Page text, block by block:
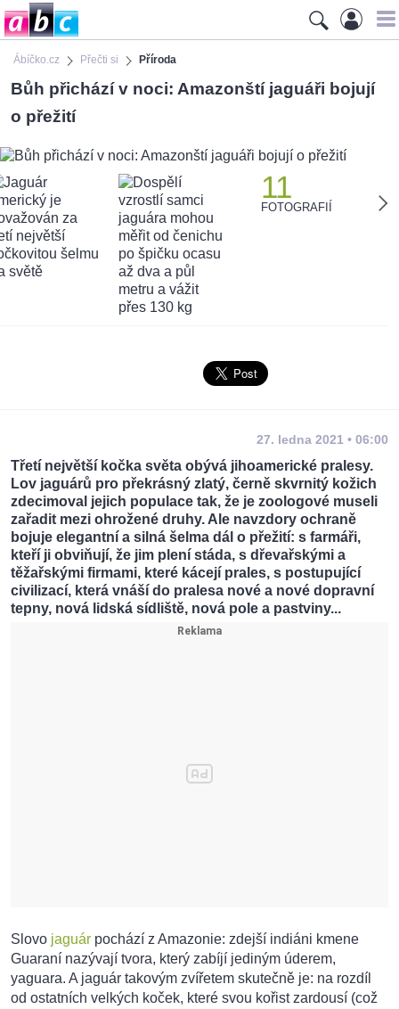
Ábíčko.cz Přečti si Příroda
Bůh přichází v noci: Amazonští jaguáři bojují
o přežití
11
FOTOGRAFIÍ
27. ledna 2021 • 06:00
Třetí největší kočka světa obývá jihoamerické pralesy.
Lov jaguárů pro překrásný zlatý, černě skvrnitý kožich
zdecimoval jejich populace tak, že je zoologové museli
zařadit mezi ohrožené druhy. Ale navzdory ochraně
bojuje elegantní a silná šelma dál o přežití: s farmáři,
kteří ji obviňují, že jim plení stáda, s dřevařskými a
těžařskými firmami, které kácejí prales, s postupující
civilizací, která vnáší do pralesa nové a nové dopravní
tepny, nová lidská sídliště, nová pole a pastviny...
Slovo jaguár pochází z Amazonie: zdejší indiáni kmene
Guaraní nazývají tvora, který zabíjí jediným úderem,
yaguara. A jaguár takovým zvířetem skutečně je: na rozdíl
od ostatních velkých koček, které svou kořist zardousí (což